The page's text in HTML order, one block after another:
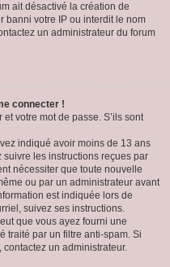
ait désactivé la création de
banni votre IP ou interdit le nom
un administrateur du forum
connecter !
votre mot de passe. S’ils sont
indiqué avoir moins de 13 ans
suivre les instructions reçues par
nécessiter que toute nouvelle
ou par un administrateur avant
est indiquée lors de
suivez ses instructions.
que vous ayez fourni une
traité par un filtre anti-spam. Si
contactez un administrateur.